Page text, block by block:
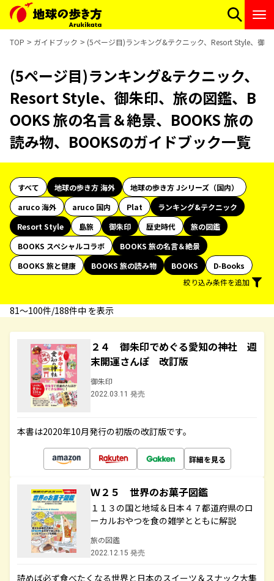
TOP ガイドブック (5ページ目)ランキング&テクニック、Resort Style、御
(5ページ目)ランキング&テクニック、
Resort Style、御朱印、旅の図鑑、B
OOKS 旅の名言＆絶景、BOOKS 旅の
読み物、BOOKSのガイドブック一覧
すべて 地球の歩き方 海外
地球の歩き方 Jシリーズ（国内）
aruco 海外
aruco 国内 Plat
ランキング&テクニック
Resort Style
島旅 御朱印 歴史時代
旅の図鑑
BOOKS スペシャルコラボ
BOOKS 旅の名言＆絶景
BOOKS 旅と健康
BOOKS 旅の読み物 BOOKS
D-Books
絞り込み条件を追加
81〜100件/188件中 を表示
２４ 御朱印でめぐる愛知の神社 週
末開運さんぽ 改訂版
御朱印
2022.03.11 発売
本書は2020年10月発行の初版の改訂版です。
詳細を見る
Ｗ２５ 世界のお菓子図鑑
１１３の国と地域＆日本４７都道府県のロ
ーカルおやつを食の雑学とともに解説
旅の図鑑
2022.12.15 発売
読めば必ず食べたくなる世界と日本のスイーツ＆スナック大集